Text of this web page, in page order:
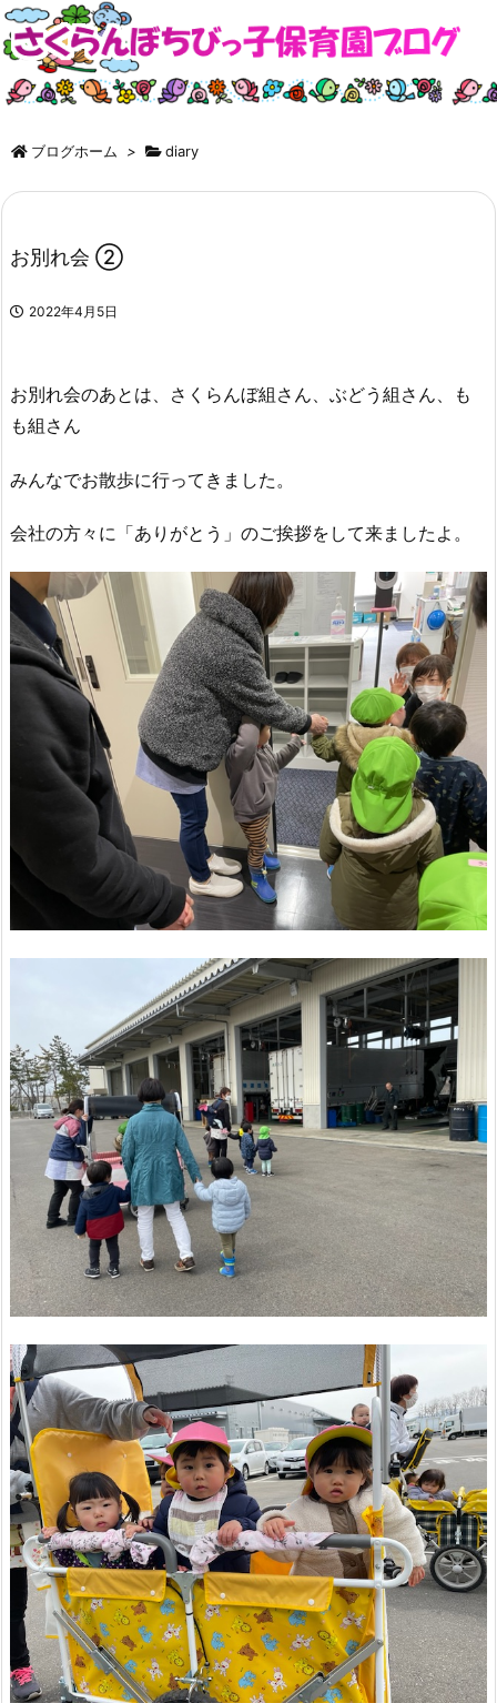
ブログホーム > diary
お別れ会 ②
2022年4月5日
お別れ会のあとは、さくらんぼ組さん、ぶどう組さん、も
も組さん
みんなでお散歩に行ってきました。
会社の方々に「ありがとう」のご挨拶をして来ましたよ。